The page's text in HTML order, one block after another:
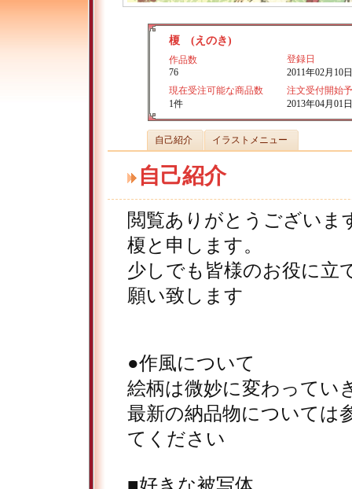
榎 (えのき)
作品数
76
登録日
2011年02月10日
現在受注可能な商品数
1件
注文受付開始
2013年04月01
自己紹介 イラストメニュー
自己紹介
閲覧ありがとうございま
榎と申します。
少しでも皆様のお役に立
願い致します
●作風について
絵柄は微妙に変わってい
最新の納品物については
てください